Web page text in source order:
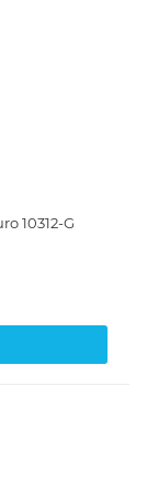
10312-G